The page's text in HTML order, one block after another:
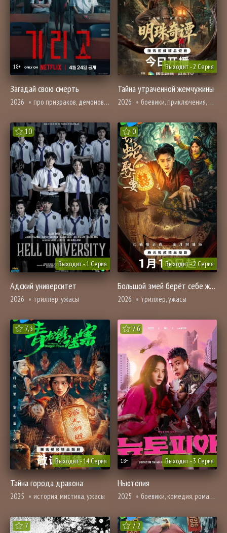
18+
Загадай свою смерть
2026 про призраков, демонов и сверхъестественное, ужасы
Выходит - 2 Серия
Тайна утраченной жемчужины
2026 боевики, приключения, про призраков, демонов и сверхъестественное, ужасы
10
Выходит - 1 Серия
Адский университет
2026 триллер, ужасы
0
Выходит - 2 Серия
Большой змей берёт себе жену
2026 триллер, ужасы
7,3
Выходит - 14 Серия
Тайна города дракона
2025 история, мистика, ужасы
7.6
Выходит - 3 Серия
18+
Ньютопия
2025 боевики, комедия, романтика, ужасы, фэнтези
7 7.2